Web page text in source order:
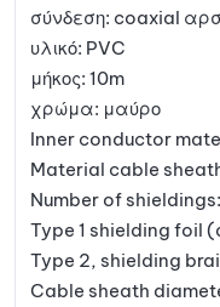
σύνδεση: coaxial
υλικό: PVC
μήκος: 10m
χρώμα: μαύρο
Inner conductor
Material cable
Number of
Type 1 shielding foil
Type 2, shielding
Cable sheath